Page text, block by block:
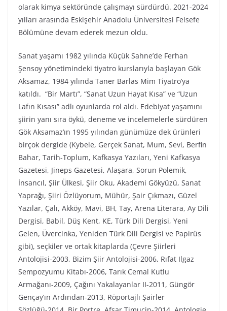
olarak kimya sektöründe çalışmayı sürdürdü. 2021-2024
yılları arasında Eskişehir Anadolu Üniversitesi Felsefe
Bölümüne devam ederek mezun oldu.
Sanat yaşamı 1982 yılında Küçük Sahne’de Ferhan
Şensoy yönetimindeki tiyatro kurslarıyla başlayan Gök
Aksamaz, 1984 yılında Taner Barlas Mim Tiyatro’ya
katıldı. “Bir Martı”, “Sanat Uzun Hayat Kısa” ve “Uzun
Lafın Kısası” adlı oyunlarda rol aldı. Edebiyat yaşamını
şiirin yanı sıra öykü, deneme ve incelemelerle sürdüren
Gök Aksamaz’ın 1995 yılından günümüze dek ürünleri
birçok dergide (Kybele, Gerçek Sanat, Mum, Sevi, Berfin
Bahar, Tarih-Toplum, Kafkasya Yazıları, Yeni Kafkasya
Gazetesi, Jineps Gazetesi, Alaşara, Sorun Polemik,
İnsancıl, Şiir Ülkesi, Şiir Oku, Akademi Gökyüzü, Sanat
Yaprağı, Şiiri Özlüyorum, Mühür, Şair Çıkmazı, Güzel
Yazılar, Çalı, Akköy, Mavi, BH, Tay, Arena Literara, Ay Dili
Dergisi, Babil, Düş Kent, KE, Türk Dili Dergisi, Yeni
Gelen, Üvercinka, Yeniden Türk Dili Dergisi ve Papirüs
gibi), seçkiler ve ortak kitaplarda (Çevre Şiirleri
Antolojisi-2003, Bizim Şiir Antolojisi-2006, Rıfat Ilgaz
Sempozyumu Kitabı-2006, Tarık Cemal Kutlu
Armağanı-2009, Çağını Yakalayanlar II-2011, Güngör
Gençay’ın Ardından-2013, Röportajlı Şairler